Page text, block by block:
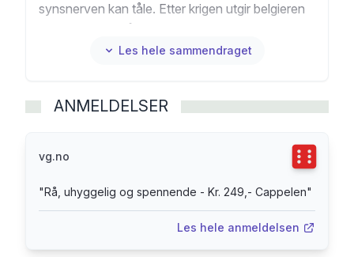
synsnerven kan tåle. Etter krigen utgir belgieren
intaqkt bak de mørke brillene. Den eneste
slukt. Det er til Robert Markus forteller sin
Stalingrand, en historie om umulige valg, tvilens
Les hele sammendraget
ANMELDELSER
vg.no
"Rå, uhyggelig og spennende - Kr. 249,- Cappelen"
Les hele anmeldelsen